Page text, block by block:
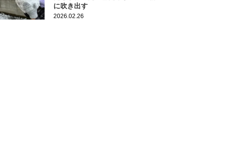
に吹き出す
2026.02.26